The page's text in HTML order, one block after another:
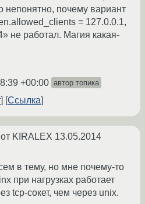
непонятно, почему вариант
= 127.0.0.1,
не работал. Магия какая-
+00:00 автор топика
Ссылка
от KIRALEX 13.05.2014
в тему, но мне почему-то
при нагрузках работает
tcp-сокет, чем через unix.